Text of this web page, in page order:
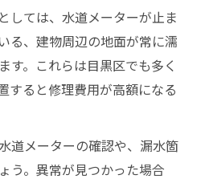
しては、水道メーターが止ま
る、建物周辺の地面が常に濡
す。これらは目黒区でも多く
すると修理費用が高額になる
道メーターの確認や、漏水箇
う。異常が見つかった場合